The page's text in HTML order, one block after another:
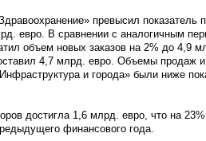
превысил показатель
евро. В сравнении с аналогичным
объем новых заказов на 2% до 4,9
4,7 млрд. евро. Объемы продаж и
и города» были ниже
достигла 1,6 млрд. евро, что на
финансового года.